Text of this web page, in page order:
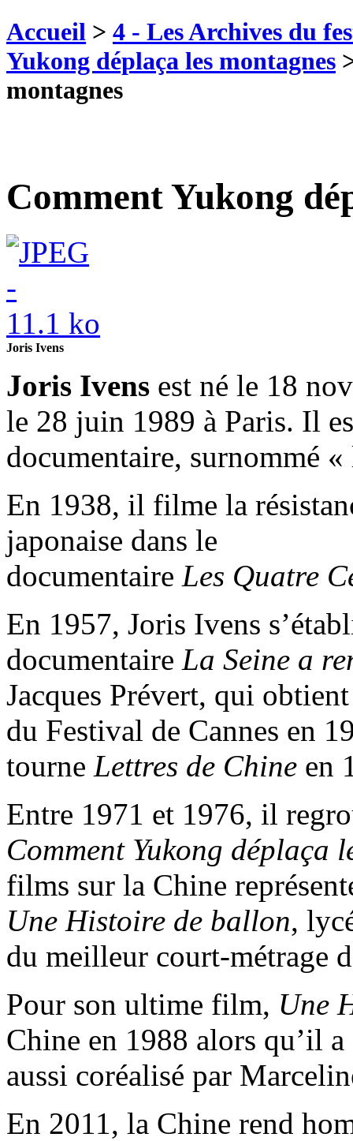
Accueil > 4 - Les Archives du
Yukong déplaça les montagnes
montagnes
Comment Yukong
Joris Ivens
Joris Ivens est né le 18
le 28 juin 1989 à Paris. Il
documentaire, surnommé
En 1938, il filme la
japonaise dans le
documentaire Les Quatre
En 1957, Joris Ivens
documentaire La Seine a
Jacques Prévert, qui
du Festival de Cannes en
tourne Lettres de Chine en
Entre 1971 et 1976, il
Comment Yukong déplaça
films sur la Chine
Une Histoire de ballon,
du meilleur court-métrage
Pour son ultime film, Une
Chine en 1988 alors qu’il
aussi coréalisé par
En 2011, la Chine rend